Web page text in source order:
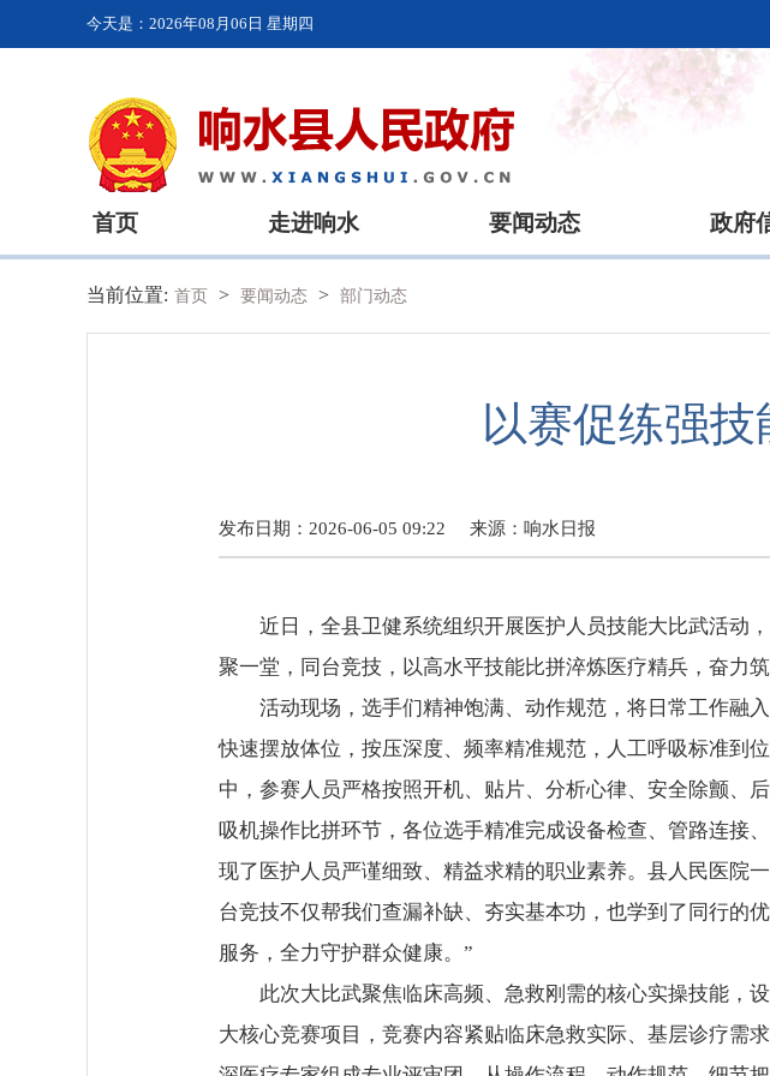
今天是： 2026年08月06日 星期四
首页 走进响水 要闻动态 政府
当前位置: 首页 > 要闻动态 > 部门动态
以赛促练强
发布日期：2026-06-05 09:22 来源： 响水日报
近日，全县卫健系统组织开展医护人员技能大比武活动
聚一堂，同台竞技，以高水平技能比拼淬炼医疗精兵，奋力
活动现场，选手们精神饱满、动作规范，将日常工作融
快速摆放体位，按压深度、频率精准规范，人工呼吸标准到
中，参赛人员严格按照开机、贴片、分析心律、安全除颤、
吸机操作比拼环节，各位选手精准完成设备检查、管路连接
现了医护人员严谨细致、精益求精的职业素养。县人民医院
台竞技不仅帮我们查漏补缺、夯实基本功，也学到了同行的
服务，全力守护群众健康。”
此次大比武聚焦临床高频、急救刚需的核心实操技能，
大核心竞赛项目，竞赛内容紧贴临床急救实际、基层诊疗需